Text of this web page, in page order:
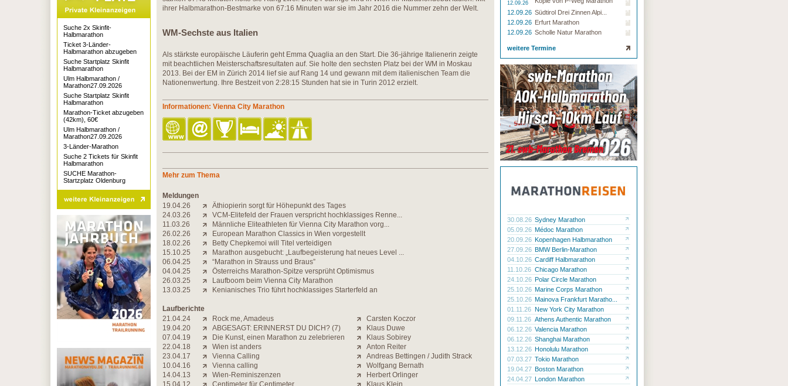
ihrer Halbmarathon-Bestmarke von 67:16 Minuten war sie im Jahr 2016 die Nummer zehn der Welt.
WM-Sechste aus Italien
Als stärkste europäische Läuferin geht Emma Quaglia an den Start. Die 36-jährige Italienerin zeigte
mit beachtlichen Meisterschaftsresultaten auf. Sie holte den sechsten Platz bei der WM in Moskau
2013. Bei der EM in Zürich 2014 lief sie auf Rang 14 und gewann mit dem italienischen Team die
Nationenwertung. Ihre Bestzeit von 2:28:15 Stunden hat sie in Turin 2012 erzielt.
Informationen: Vienna City Marathon
Mehr zum Thema
Meldungen
19.04.26
Äthiopierin sorgt für Höhepunkt des Tages
24.03.26
VCM-Elitefeld der Frauen verspricht hochklassiges Renne...
11.03.26
Männliche Eliteathleten für Vienna City Marathon vorg...
26.02.26
European Marathon Classics in Wien vorgestellt
18.02.26
Betty Chepkemoi will Titel verteidigen
15.10.25
Marathon ausgebucht: „Laufbegeisterung hat neues Level ...
06.04.25
“Marathon in Strauss und Braus”
04.04.25
Österreichs Marathon-Spitze versprüht Optimismus
26.03.25
Laufboom beim Vienna City Marathon
13.03.25
Kenianisches Trio führt hochklassiges Starterfeld an
Laufberichte
21.04.24
Rock me, Amadeus
Carsten Koczor
19.04.20
ABGESAGT: ERINNERST DU DICH? (7)
Klaus Duwe
07.04.19
Die Kunst, einen Marathon zu zelebrieren
Klaus Sobirey
22.04.18
Wien ist anders
Anton Reiter
23.04.17
Vienna Calling
Andreas Bettingen / Judith Strack
10.04.16
Vienna calling
Wolfgang Bernath
14.04.13
Wien-Reminiszenzen
Herbert Orlinger
15.04.12
Centimeter für Centimeter Klaus Klein
12.09.26
12.09.26 Südtirol Drei Zinnen Alpi...
12.09.26 Erfurt Marathon
12.09.26 Scholle Natur Marathon
weitere Termine
30.08.26 Sydney Marathon
05.09.26 Médoc Marathon
20.09.26 Kopenhagen Halbmarathon
27.09.26 BMW Berlin-Marathon
04.10.26 Cardiff Halbmarathon
11.10.26 Chicago Marathon
24.10.26 Polar Circle Marathon
25.10.26 Marine Corps Marathon
25.10.26 Mainova Frankfurt Maratho...
01.11.26 New York City Marathon
09.11.26 Athens Authentic Marathon
06.12.26 Valencia Marathon
06.12.26 Shanghai Marathon
13.12.26 Honolulu Marathon
07.03.27 Tokio Marathon
19.04.27 Boston Marathon
24.04.27 London Marathon
Suche 2x Skinfit-
Halbmarathon
Ticket 3-Länder-
Halbmarathon abzugeben
Suche Startplatz Skinfit
Halbmarathon
Ulm Halbmarathon /
Marathon27.09.2026
Suche Startplatz Skinfit
Halbmarathon
Marathon-Ticket abzugeben
(42km), 60€
Ulm Halbmarathon /
Marathon27.09.2026
3-Länder-Marathon
Suche 2 Tickets für Skinfit
Halbmarathon
SUCHE Marathon-
Startzplatz Oldenburg